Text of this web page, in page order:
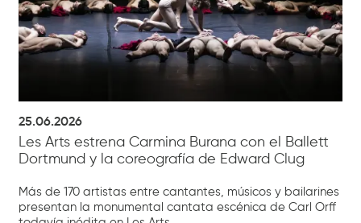
25.06.2026
Les Arts estrena Carmina Burana con el Ballett
Dortmund y la coreografía de Edward Clug
Más de 170 artistas entre cantantes, músicos y bailarines
presentan la monumental cantata escénica de Carl Orff